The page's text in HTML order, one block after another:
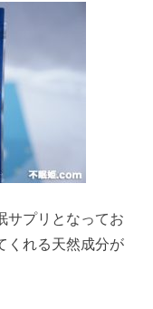
サプリとなってお
くれる天然成分が